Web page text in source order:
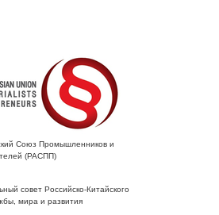
Союз Промышленников и
(РАСПП)
совет Российско-Китайского
мира и развития